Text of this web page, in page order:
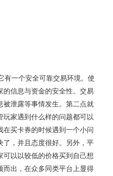
一个安全可靠交易环境。使
的信息与资金的安全性。交易
被泄露等事情发生。第二点就
家遇到什么样的问题都可以
买卡券的时候遇到一个小问
了，并且态度很好。另外，平
可以以较低的价格买到自己想
而出，在众多同类平台上显得